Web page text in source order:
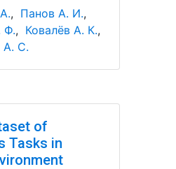
, Панов А. И.,
Ф., Ковалёв А. К.,
А. С.
of
Tasks in